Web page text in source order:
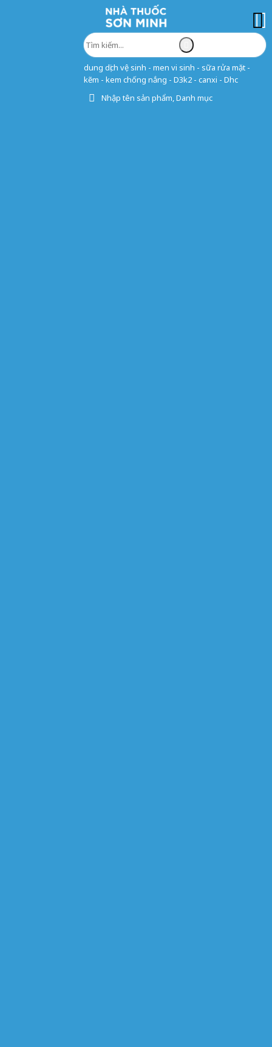
dung dịch vệ sinh - men vi sinh - sữa rửa mặt -
kẽm - kem chống nắng - D3k2 - canxi - Dhc
Nhập tên sản phẩm, Danh mục